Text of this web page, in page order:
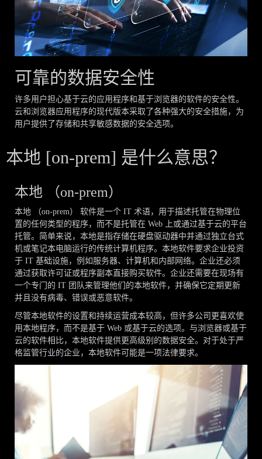
可靠的数据安全性
许多用户担心基于云的应用程序和基于浏览器的软件的安全性。
云和浏览器应用程序的现代版本采取了各种强大的安全措施，为
用户提供了存储和共享敏感数据的安全选项。
本地 [on-prem] 是什么意思？
本地 （on-prem）
本地 （on-prem） 软件是一个 IT 术语，用于描述托管在物理位
置的任何类型的程序，而不是托管在 Web 上或通过基于云的平台
托管。简单来说，本地是指存储在硬盘驱动器中并通过独立台式
机或笔记本电脑运行的传统计算机程序。本地软件要求企业投资
于 IT 基础设施，例如服务器、计算机和内部网络。企业还必须
通过获取许可证或程序副本直接购买软件。企业还需要在现场有
一个专门的 IT 团队来管理他们的本地软件，并确保它定期更新
并且没有病毒、错误或恶意软件。
尽管本地软件的设置和持续运营成本较高，但许多公司更喜欢使
用本地程序，而不是基于 Web 或基于云的选项。与浏览器或基于
云的软件相比，本地软件提供更高级别的数据安全。对于处于严
格监管行业的企业，本地软件可能是一项法律要求。